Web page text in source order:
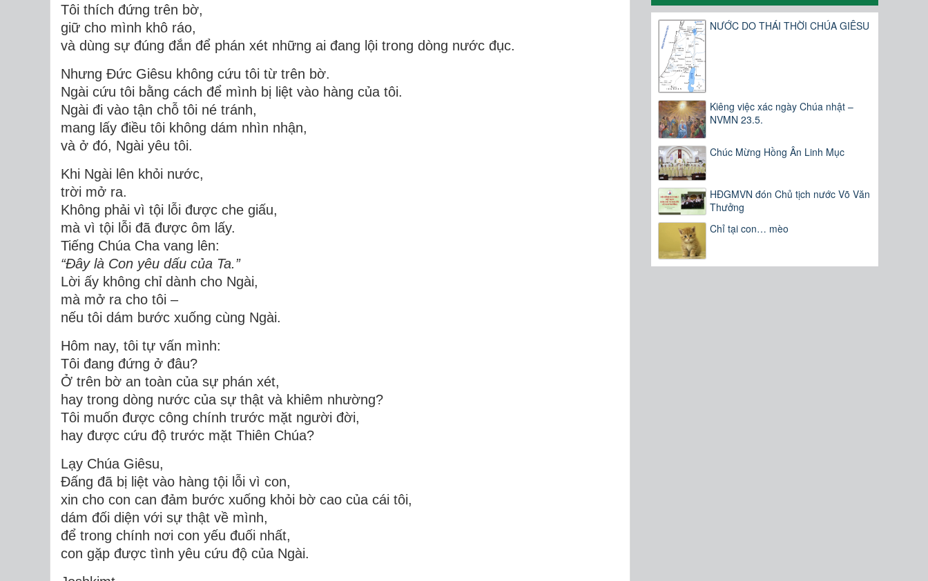
Tôi thích đứng trên bờ,
giữ cho mình khô ráo,
và dùng sự đúng đắn để phán xét những ai đang lội trong dòng nước đục.
Nhưng Đức Giêsu không cứu tôi từ trên bờ.
Ngài cứu tôi bằng cách để mình bị liệt vào hàng của tôi.
Ngài đi vào tận chỗ tôi né tránh,
mang lấy điều tôi không dám nhìn nhận,
và ở đó, Ngài yêu tôi.
Khi Ngài lên khỏi nước,
trời mở ra.
Không phải vì tội lỗi được che giấu,
mà vì tội lỗi đã được ôm lấy.
Tiếng Chúa Cha vang lên:
“Đây là Con yêu dấu của Ta.”
Lời ấy không chỉ dành cho Ngài,
mà mở ra cho tôi –
nếu tôi dám bước xuống cùng Ngài.
Hôm nay, tôi tự vấn mình:
Tôi đang đứng ở đâu?
Ở trên bờ an toàn của sự phán xét,
hay trong dòng nước của sự thật và khiêm nhường?
Tôi muốn được công chính trước mặt người đời,
hay được cứu độ trước mặt Thiên Chúa?
Lạy Chúa Giêsu,
Đấng đã bị liệt vào hàng tội lỗi vì con,
xin cho con can đảm bước xuống khỏi bờ cao của cái tôi,
dám đối diện với sự thật về mình,
để trong chính nơi con yếu đuối nhất,
con gặp được tình yêu cứu độ của Ngài.
NƯỚC DO THÁI THỜI CHÚA GIÊSU
Kiêng việc xác ngày Chúa nhật –
NVMN 23.5.
Chúc Mừng Hồng Ân Linh Mục
HĐGMVN đón Chủ tịch nước Võ Văn
Thưởng
Chỉ tại con… mèo